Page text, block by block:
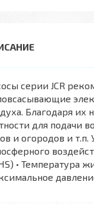
серии JCR
Благодаря их
для подачи
и огородов и
• Температура